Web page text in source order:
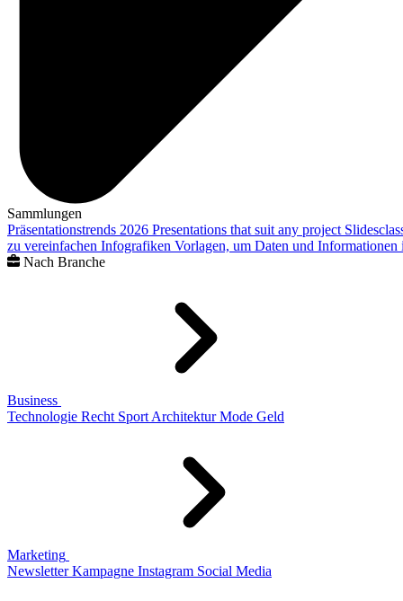
Sammlungen
Präsentationstrends 2026 Presentations that suit any project
zu vereinfachen Infografiken Vorlagen, um Daten und
Nach Branche
Business
Technologie Recht Sport Architektur Mode Geld
Marketing
Newsletter Kampagne Instagram Social Media